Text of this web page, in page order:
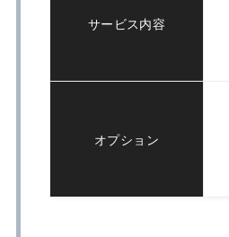
サービス内容
オプション